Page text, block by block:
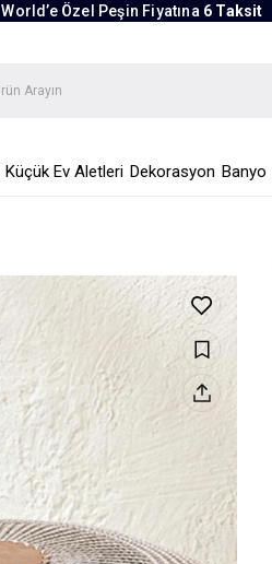
World’e Özel Peşin Fiyatına 6 Taksit
Küçük Ev Aletleri Dekorasyon Banyo